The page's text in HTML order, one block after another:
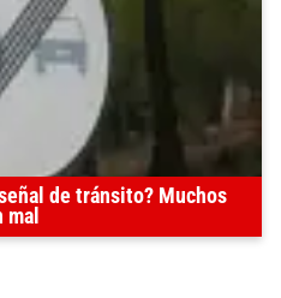
de tránsito? Muchos